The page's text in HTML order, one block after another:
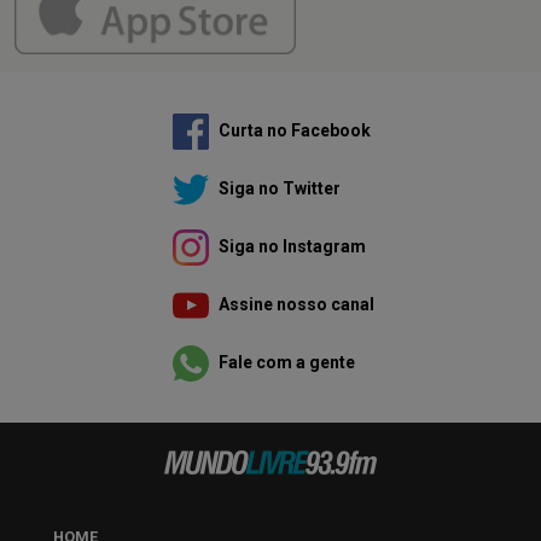
Curta no Facebook
Siga no Twitter
Siga no Instagram
Assine nosso canal
Fale com a gente
HOME